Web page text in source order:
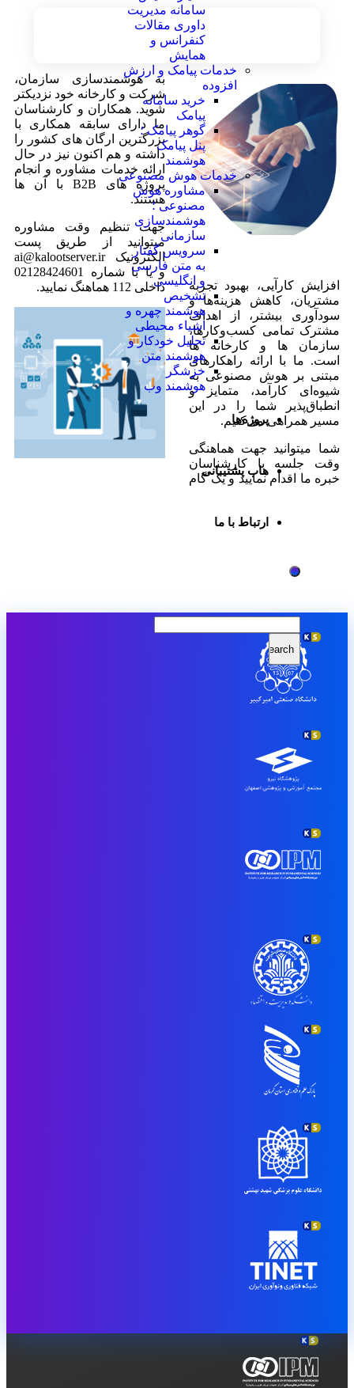
سامانه مدیریت
داوری مقالات
کنفرانس و
همایش
خدمات پیامک و ارزش
افزوده
خرید سامانه
پیامک
گوهر پیامک ؛
پنل پیامک
هوشمند
خدمات هوش مصنوعی
مشاوره هوش
مصنوعی ؛
هوشمندسازی
سازمانی
سرویس گفتار
به متن فارسی
و انگلیسی
تشخیص
هوشمند چهره و
اشیاء محیطی
تحلیل خودکار و
هوشمند متن
خزشگر
هوشمند وب
پروژه‌ها
هاب پشتیبانی
ارتباط با ما
افزایش کارآیی، بهبود تجربه
مشتریان، کاهش هزینه‌‍‌ها و
سودآوری بیشتر، از اهداف
مشترک تمامی کسب‌وکار‌ها،
سازمان ها و کارخانه ها
است. ما با ارائه راهکارهای
مبتنی بر هوش مصنوعی به
شیوه‌ای کارآمد، متمایز و
انطباق‌پذیر شما را در این
مسیر همراهی می‌کنیم.
شما میتوانید جهت هماهنگی
وقت جلسه با کارشناسان
خبره ما اقدام نمایید و یک گام
به هوشمندسازی سازمان،
شرکت و کارخانه خود نزدیکتر
شوید. همکاران و کارشناسان
ما دارای سابقه همکاری با
بزرگترین ارگان های کشور را
داشته و هم اکنون نیز در حال
ارائه خدمات مشاوره و انجام
پروژه های B2B با آن ها
هستند.
جهت تنظیم وقت مشاوره
میتوانید از طریق پست
الکترونیک ai@kalootserver.ir
و یا با شماره 02128424601
داخلی 112 هماهنگ نمایید.